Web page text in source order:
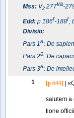
Mss: V2 277va-
Edd: p 186r-188r;
Divisio:
Pars 1a: De
Pars 2a: De
Pars 3a: De
1
[p.644] | «
salutem a
tione officii